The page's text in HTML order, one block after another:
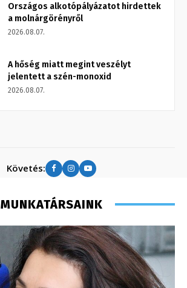
Országos alkotópályázatot hirdettek
a molnárgörényről
2026.08.07.
A hőség miatt megint veszélyt
jelentett a szén-monoxid
2026.08.07.
Követés:
MUNKATÁRSAINK